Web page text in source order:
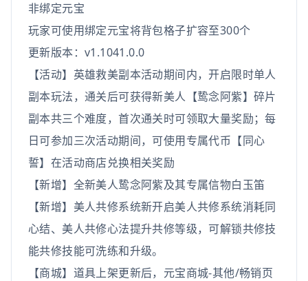
非绑定元宝
玩家可使用绑定元宝将背包格子扩容至300个
更新版本：v1.1041.0.0
【活动】英雄救美副本活动期间内，开启限时单人
副本玩法，通关后可获得新美人【鸷念阿紫】碎片
副本共三个难度，首次通关时可领取大量奖励；每
日可参加三次活动期间，可使用专属代币【同心
誓】在活动商店兑换相关奖励
【新增】全新美人鸷念阿紫及其专属信物白玉笛
【新增】美人共修系统新开启美人共修系统消耗同
心结、美人共修心法提升共修等级，可解锁共修技
能共修技能可洗练和升级。
【商城】道具上架更新后，元宝商城-其他/畅销页